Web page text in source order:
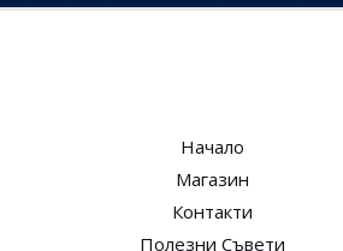
Начало
Магазин
Контакти
Полезни Съвети